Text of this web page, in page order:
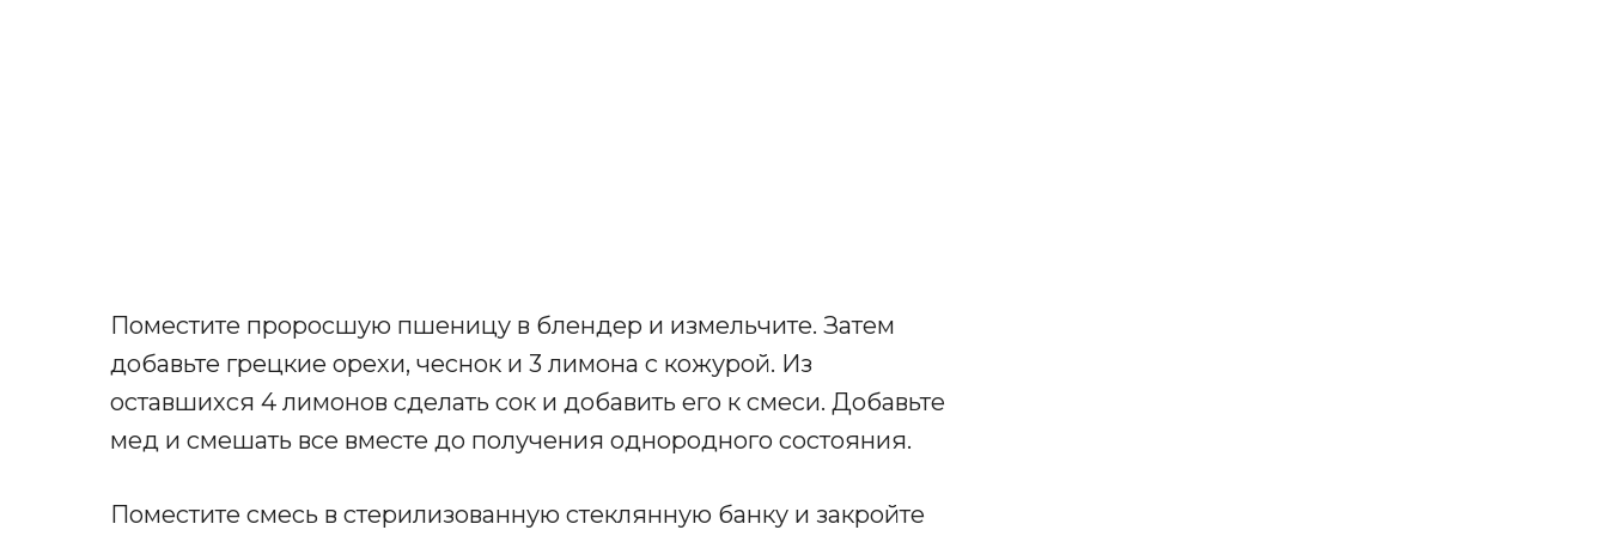
Поместите проросшую пшеницу в блендер и измельчите. Затем
добавьте грецкие орехи, чеснок и 3 лимона с кожурой. Из
оставшихся 4 лимонов сделать сок и добавить его к смеси. Добавьте
мед и смешать все вместе до получения однородного состояния.
Поместите смесь в стерилизованную стеклянную банку и закройте